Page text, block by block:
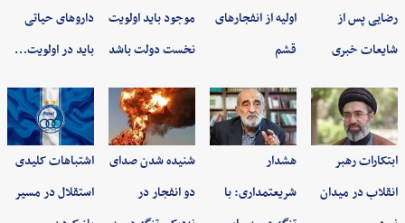
رضایی پس از
شایعات خبری
اولیه از انفجارهای
قشم
موجود باید اولویت
نخست دولت باشد
داروهای حیاتی
باید در اولویت…
ابتکارات رهبر
انقلاب در میدان
هشدار
شریعتمداری: با
شنیده شدن صدای
دو انفجار در
اشتباهات کلیدی
استقلال در مسیر